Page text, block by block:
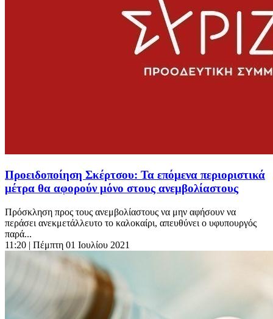
Προειδοποίηση Σκέρτσου: Τα επόμενα περιοριστικά
μέτρα θα αφορούν μόνο στους ανεμβολίαστους
Πρόσκληση προς τους ανεμβολίαστους να μην αφήσουν να
περάσει ανεκμετάλλευτο το καλοκαίρι, απευθύνει ο υφυπουργός
παρά...
11:20 | Πέμπτη 01 Ιουλίου 2021